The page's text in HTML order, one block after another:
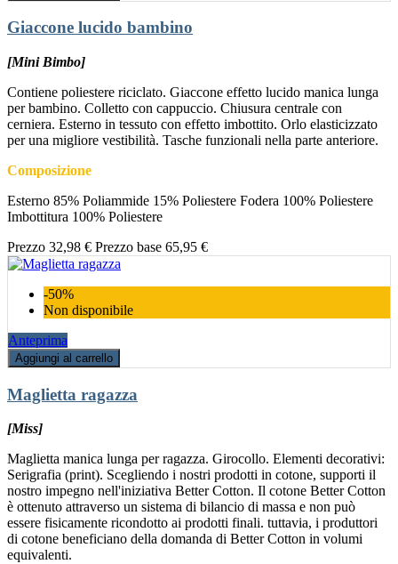
Giaccone lucido bambino
[Mini Bimbo]
Contiene poliestere riciclato. Giaccone effetto lucido manica lunga
per bambino. Colletto con cappuccio. Chiusura centrale con
cerniera. Esterno in tessuto con effetto imbottito. Orlo elasticizzato
per una migliore vestibilità. Tasche funzionali nella parte anteriore.
Composizione
Esterno 85% Poliammide 15% Poliestere Fodera 100% Poliestere
Imbottitura 100% Poliestere
Prezzo 32,98 € Prezzo base 65,95 €
-50%
Non disponibile
Anteprima
Aggiungi al carrello
Maglietta ragazza
[Miss]
Maglietta manica lunga per ragazza. Girocollo. Elementi decorativi:
Serigrafia (print). Scegliendo i nostri prodotti in cotone, supporti il
nostro impegno nell'iniziativa Better Cotton. Il cotone Better Cotton
è ottenuto attraverso un sistema di bilancio di massa e non può
essere fisicamente ricondotto ai prodotti finali. tuttavia, i produttori
di cotone beneficiano della domanda di Better Cotton in volumi
equivalenti.